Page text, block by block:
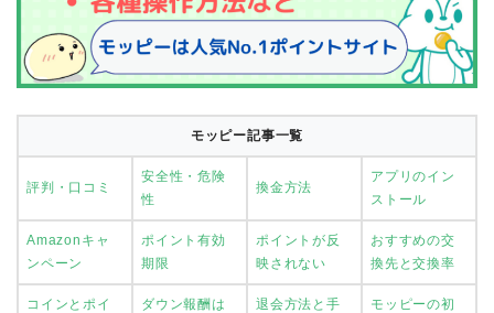
モッピー記事一覧
評判・口コミ
安全性・危険
性
換金方法
アプリのイン
ストール
Amazonキャ
ンペーン
ポイント有効
期限
ポイントが反
映されない
おすすめの交
換先と交換率
コインとポイ
ダウン報酬は
退会方法と手
モッピーの初